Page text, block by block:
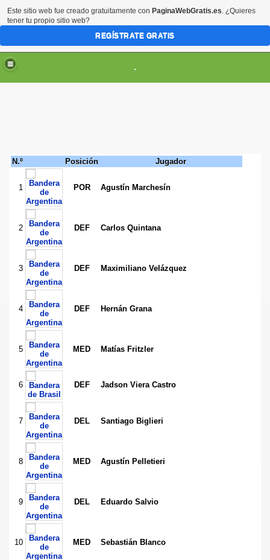
.
N.º Posición Jugador
1 POR Agustín Marchesín
2 DEF Carlos Quintana
3 DEF Maximiliano Velázquez
4 DEF Hernán Grana
5 MED Matías Fritzler
6 DEF Jadson Viera Castro
7 DEL Santiago Biglieri
8 MED Agustín Pelletieri
9 DEL Eduardo Salvio
10 MED Sebastián Blanco
Este sitio web fue creado gratuitamente con PaginaWebGratis.es. ¿Quieres
tener tu propio sitio web?
REGÍSTRATE GRATIS